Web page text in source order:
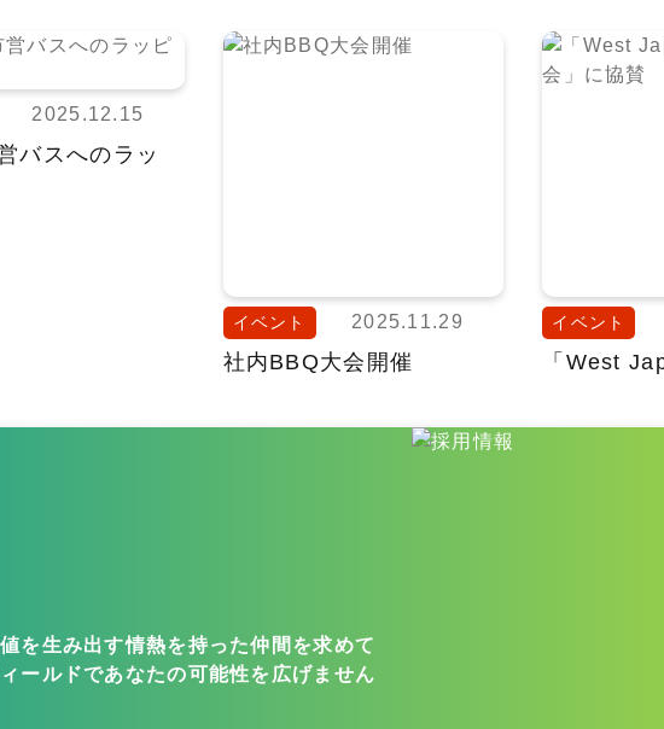
2025.12.15
バスへのラッ
イベント 2025.11.29
社内BBQ大会開催
イベント
「West
を生み出す情熱を持った仲間を求めて
ールドであなたの可能性を広げません